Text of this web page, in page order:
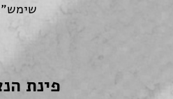
שימש".
פינת